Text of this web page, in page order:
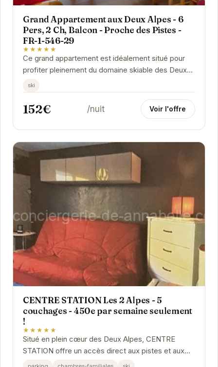
Grand Appartement aux Deux Alpes - 6
Pers, 2 Ch, Balcon - Proche des Pistes -
FR-1-546-29
★★★★★
Ce grand appartement est idéalement situé pour
profiter pleinement du domaine skiable des Deux
Alpes. Avec ses deux chambres confortables,
son...
ski
152€ /nuit Voir l'offre
CENTRE STATION Les 2 Alpes - 5
couchages - 450e par semaine seulement
!
★★★★★
Situé en plein cœur des Deux Alpes, CENTRE
STATION offre un accès direct aux pistes et aux
commerces. Cet appartement de 5 couchages est